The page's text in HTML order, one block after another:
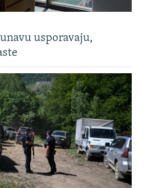
usporavaju,